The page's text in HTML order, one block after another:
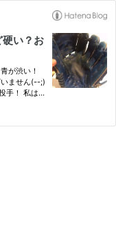
い？お
が渋い！
ません(--;)
手！ 私は
志選手…